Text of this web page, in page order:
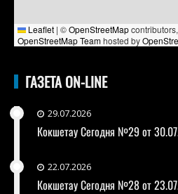
Leaflet | ©OpenStreetMap
OpenStreetMap Teamhosted by
ГАЗЕТА ON-LINE
29.07.2026
Кокшетау Сегодня №29 от
22.07.2026
Кокшетау Сегодня №28 от